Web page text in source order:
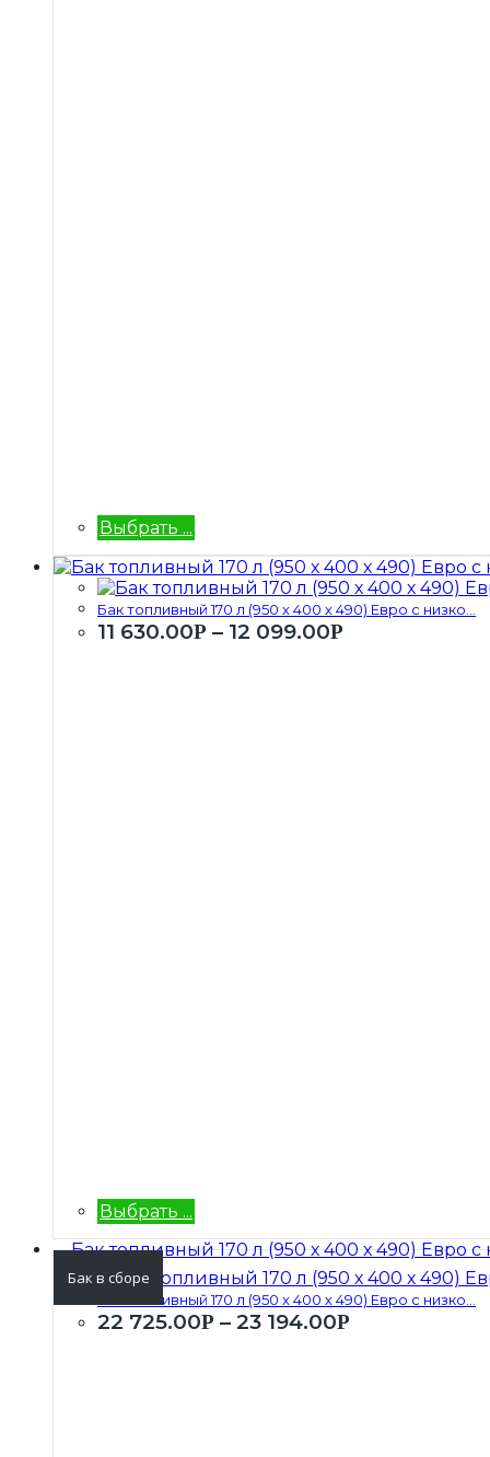
Выбрать ...
Бак топливный 170 л (950 х 400 х 490) Евро с низко...
11 630.00Р – 12 099.00Р
Выбрать ...
Бак в сборе
Бак топливный 170 л (950 х 400 х 490) Евро с низко...
22 725.00Р – 23 194.00Р